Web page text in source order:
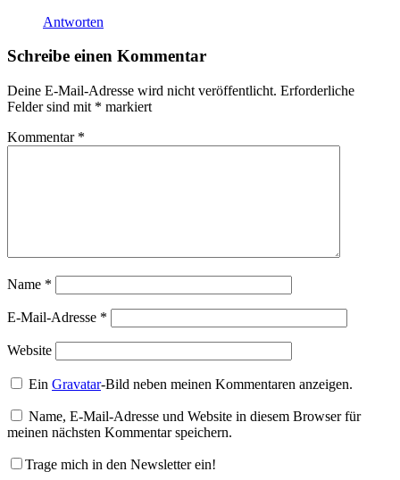
Antworten
Schreibe einen Kommentar
Deine E-Mail-Adresse wird nicht veröffentlicht. Erforderliche
Felder sind mit * markiert
Kommentar *
Name *
E-Mail-Adresse *
Website
EinGravatar-Bild neben meinen Kommentaren anzeigen.
Name, E-Mail-Adresse und Website in diesem Browser für
meinen nächsten Kommentar speichern.
Trage mich in den Newsletter ein!